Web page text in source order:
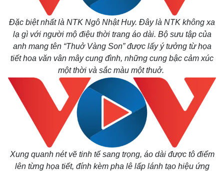
Đặc biệt nhất là NTK Ngô Nhật Huy. Đây là NTK không xa
lạ gì với người mộ điệu thời trang áo dài. Bộ sưu tập của
anh mang tên “Thuở Vàng Son” được lấy ý tưởng từ họa
tiết hoa văn vân mây cung đình, những cung bậc cảm xúc
một thời và sắc màu một thuở.
Xung quanh nét vẽ tinh tế sang trọng, áo dài được tô điểm
lên từng họa tiết, đính kèm pha lê lấp lánh tạo hiệu ứng